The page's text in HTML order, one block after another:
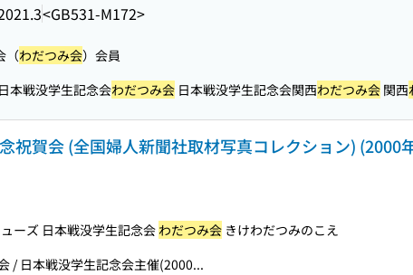
<GB531-M172>
（わだつみ会）会員
日本戦没学生記念会わだつみ会 日本戦没学生記念会関西わだつみ会 関西
祝賀会 (全国婦人新聞社取材写真コレクション) (2000
ーズ 日本戦没学生記念会 わだつみ会 きけわだつみのこえ
/ 日本戦没学生記念会主催(2000...